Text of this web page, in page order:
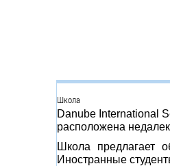
Группа
Школа
Danube International
расположена
Школа предлагает
Иностранные